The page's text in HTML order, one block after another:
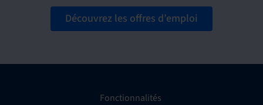
Découvrez les offres d’emploi
Fonctionnalités